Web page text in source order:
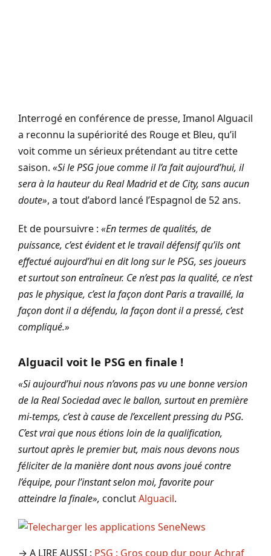
Interrogé en conférence de presse, Imanol Alguacil
a reconnu la supériorité des Rouge et Bleu, qu’il
voit comme un sérieux prétendant au titre cette
saison. «Si le PSG joue comme il l’a fait aujourd’hui, il
sera à la hauteur du Real Madrid et de City, sans aucun
doute», a tout d’abord lancé l’Espagnol de 52 ans.
Et de poursuivre : «En termes de qualités, de
puissance, c’est évident et le travail défensif qu’ils ont
effectué aujourd’hui en dit long sur le PSG, ses joueurs
et surtout son entraîneur. Ce n’est pas la qualité, ce n’est
pas le physique, c’est la façon dont Paris a travaillé, la
façon dont il a défendu, la façon dont il a pressé, c’est
compliqué.»
Alguacil voit le PSG en finale !
«Si aujourd’hui nous n’avons pas vu une bonne version
de la Real Sociedad avec le ballon, surtout en première
mi-temps, c’est à cause de l’excellent pressing du PSG.
C’est vrai que nous étions loin de la qualification,
surtout après le premier but, mais nous devons nous
féliciter de la manière dont nous avons joué contre
l’équipe, pour l’instant selon moi, favorite pour
atteindre la finale», conclutAlguacil.
→ A LIRE AUSSI : PSG : Gros coup dur pour Achraf